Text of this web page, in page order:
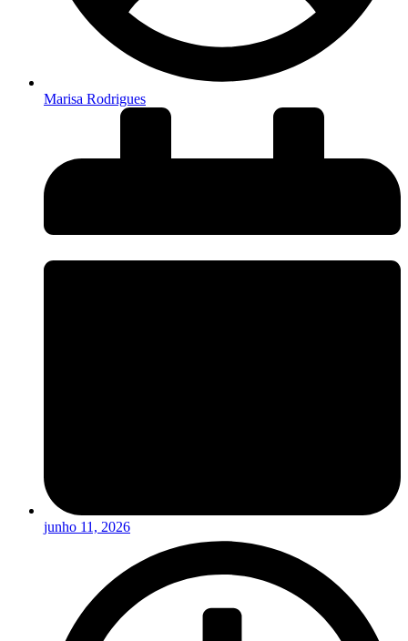
Marisa Rodrigues
junho 11, 2026